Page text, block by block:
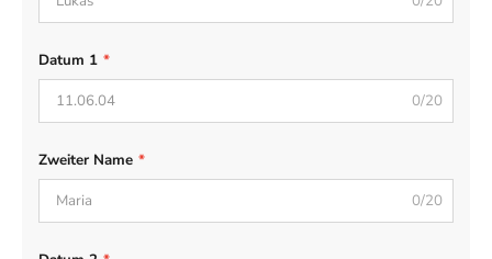
Datum 1 *
0/20
Zweiter Name *
0/20